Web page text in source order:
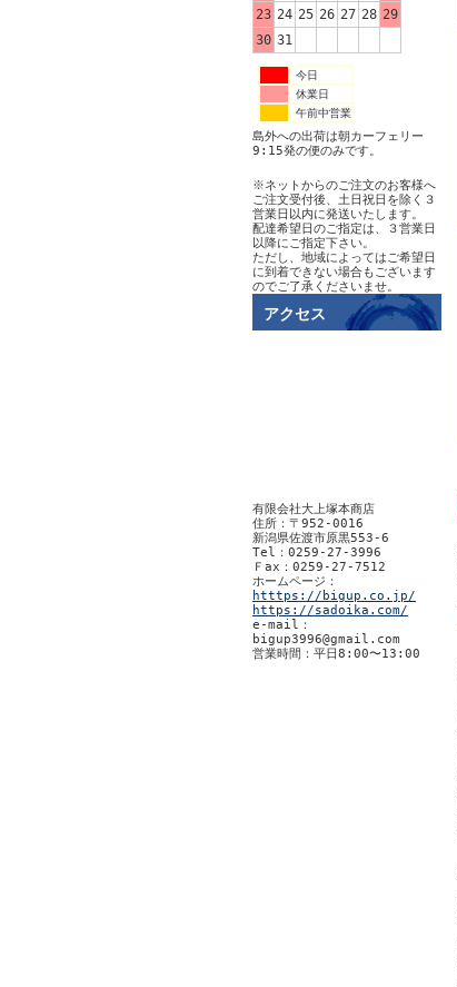
23 24 25 26 27 28 29
30 31
今日
休業日
午前中営業
島外への出荷は朝カーフェリー
9:15発の便のみです。
※ネットからのご注文のお客様へ
ご注文受付後、土日祝日を除く３
営業日以内に発送いたします。
配達希望日のご指定は、３営業日
以降にご指定下さい。
ただし、地域によってはご希望日
に到着できない場合もございます
のでご了承くださいませ。
アクセス
有限会社大上塚本商店
住所：〒952-0016
新潟県佐渡市原黒553-6
Tel：0259-27-3996
Ｆax：0259-27-7512
ホームページ：
htttps://bigup.co.jp/
https://sadoika.com/
e-mail：
bigup3996@gmail.com
営業時間：平日8:00〜13:00